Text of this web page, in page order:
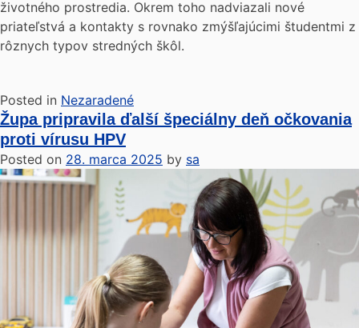
životného prostredia. Okrem toho nadviazali nové
priateľstvá a kontakty s rovnako zmýšľajúcimi študentmi z
rôznych typov stredných škôl.
Posted in Nezaradené
Župa pripravila ďalší špeciálny deň očkovania
proti vírusu HPV
Posted on 28. marca 2025 by sa